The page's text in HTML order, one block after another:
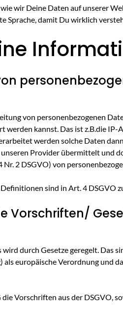
wir Deine Daten auf unserer
Sprache, damit Du wirklich
von personenbezogenen
kannst. Das ist z.B.die IP-
werden solche Daten
unseren Provider übermittelt und
2 DSGVO) von
sind in Art. 4 DSGVO
Vorschriften/
durch Gesetze geregelt. Das
europäische Verordnung und
Vorschriften aus der DSGVO,